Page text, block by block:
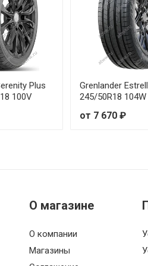
Plus
100V
Grenlander
245/50R18 104W
от 7 670 ₽
О магазине
О компании
Магазины